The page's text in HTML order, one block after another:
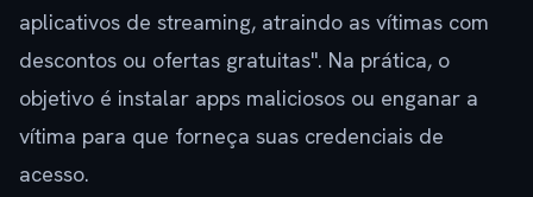
aplicativos de streaming, atraindo as vítimas com
descontos ou ofertas gratuitas". Na prática, o
objetivo é instalar apps maliciosos ou enganar a
vítima para que forneça suas credenciais de
acesso.